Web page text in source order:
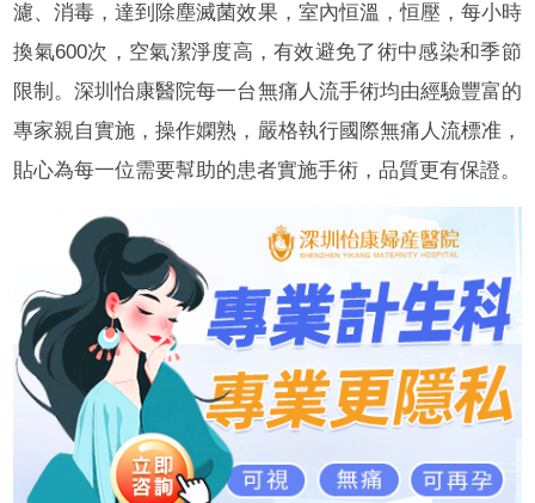
濾、消毒，達到除塵滅菌效果，室內恒溫，恒壓，每小時
換氣600次，空氣潔淨度高，有效避免了術中感染和季節
限制。深圳怡康醫院每一台無痛人流手術均由經驗豐富的
專家親自實施，操作嫻熟，嚴格執行國際無痛人流標准，
貼心為每一位需要幫助的患者實施手術，品質更有保證。